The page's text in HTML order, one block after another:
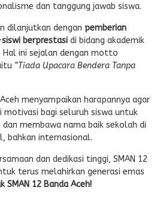
dan tanggung jawab siswa.
dilanjutkan dengan pemberian
berprestasi di bidang akademik
ini sejalan dengan motto
“Tiada Upacara Bendera Tanpa
menyampaikan harapannya agar
motivasi bagi seluruh siswa untuk
membawa nama baik sekolah di
bahkan internasional.
dan dedikasi tinggi, SMAN 12
terus melahirkan generasi emas
SMAN 12 Banda Aceh!